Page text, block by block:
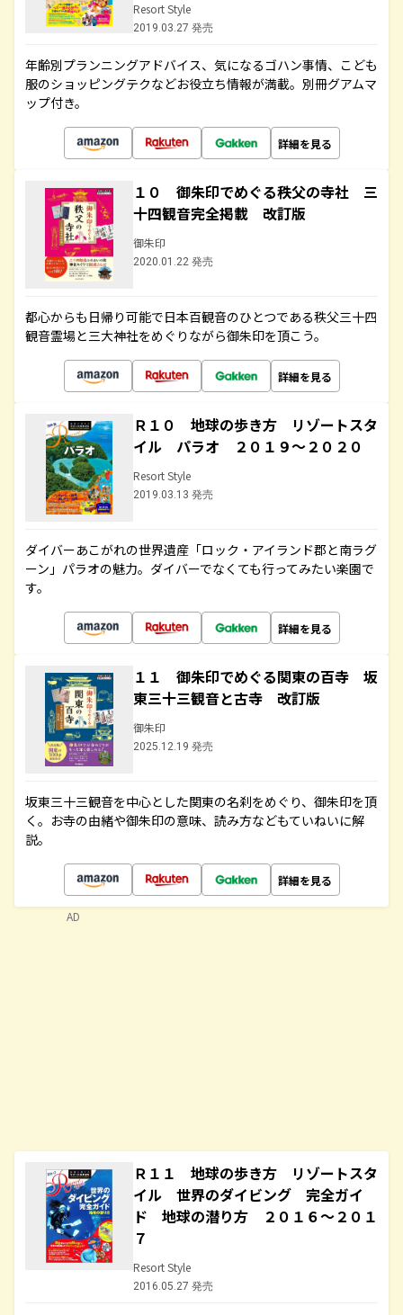
Resort Style
2019.03.27 発売
年齢別プランニングアドバイス、気になるゴハン事情、こども
服のショッピングテクなどお役立ち情報が満載。別冊グアムマ
ップ付き。
詳細を見る
１０ 御朱印でめぐる秩父の寺社 三
十四観音完全掲載 改訂版
御朱印
2020.01.22 発売
都心からも日帰り可能で日本百観音のひとつである秩父三十四
観音霊場と三大神社をめぐりながら御朱印を頂こう。
詳細を見る
Ｒ１０ 地球の歩き方 リゾートスタ
イル パラオ ２０１９～２０２０
Resort Style
2019.03.13 発売
ダイバーあこがれの世界遺産「ロック・アイランド郡と南ラグ
ーン」パラオの魅力。ダイバーでなくても行ってみたい楽園で
す。
詳細を見る
１１ 御朱印でめぐる関東の百寺 坂
東三十三観音と古寺 改訂版
御朱印
2025.12.19 発売
坂東三十三観音を中心とした関東の名刹をめぐり、御朱印を頂
く。お寺の由緒や御朱印の意味、読み方などもていねいに解
説。
詳細を見る
Ｒ１１ 地球の歩き方 リゾートスタ
イル 世界のダイビング 完全ガイ
ド 地球の潜り方 ２０１６～２０１
７
Resort Style
2016.05.27 発売
AD